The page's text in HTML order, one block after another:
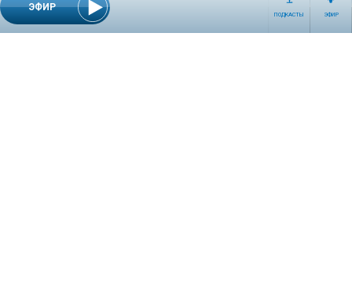
ЭФИР
ПОДКАСТЫ ЭФИР